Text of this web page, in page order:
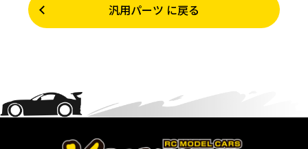
汎用パーツ に戻る